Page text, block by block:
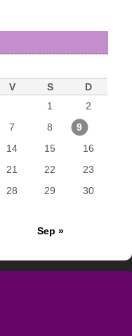
V S
D
1
2
7 8
9
14 15
16
21 22
23
28 29
30
Sep »